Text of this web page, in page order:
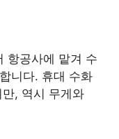
항공사에 맡겨 수
니다. 휴대 수화
, 역시 무게와